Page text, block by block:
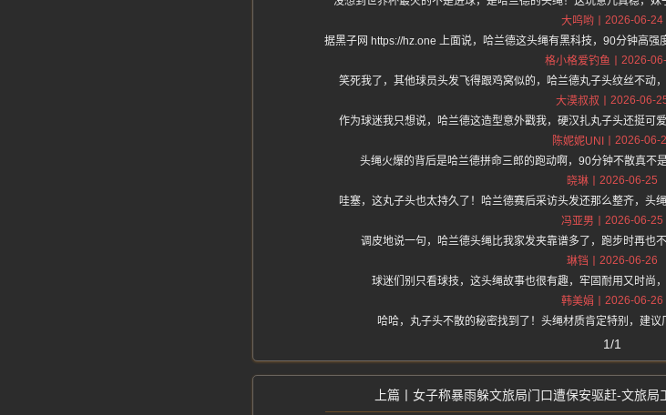
大呜哟
2026-06-24
据黑子网 https://hz.one 上面说，哈兰德这头绳有黑科技，90分钟高强
格小格爱钓鱼
2026-
笑死我了，其他球员头发飞得跟鸡窝似的，哈兰德丸子头纹丝不动
大漠叔叔
2026-06-
作为球迷我只想说，哈兰德这造型意外戳我，硬汉扎丸子头还挺可
陈妮妮UNI
2026-06-
头绳火爆的背后是哈兰德拼命三郎的跑动啊，90分钟不散真不
晓琳
2026-06-25
哇塞，这丸子头也太持久了！哈兰德赛后采访头发还那么整齐，头
冯亚男
2026-06-25
调皮地说一句，哈兰德头绳比我家发夹靠谱多了，跑步时再也
琳铛
2026-06-26
球迷们别只看球技，这头绳故事也很有趣，牢固耐用又时尚
韩美娟
2026-06-26
哈哈，丸子头不散的秘密找到了！头绳材质肯定特别，建议
1/1
女子称暴雨躲文旅局门口遭保安驱赶-文旅